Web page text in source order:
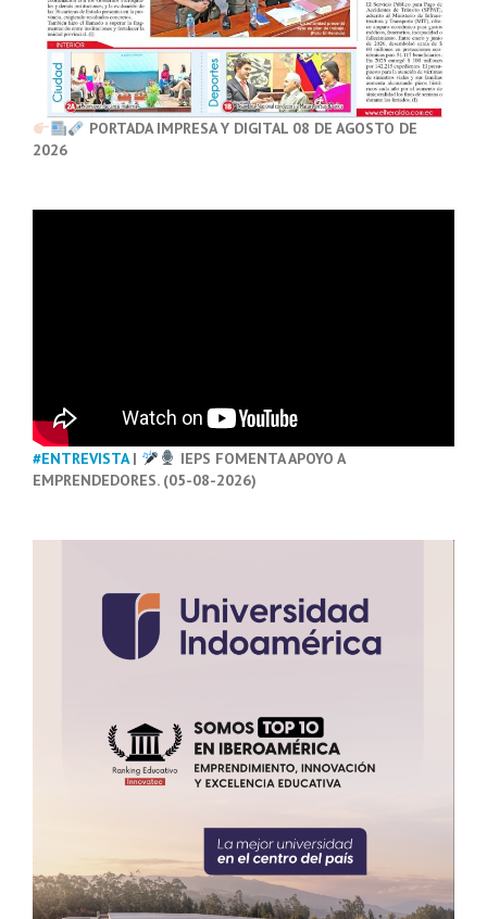
PORTADA IMPRESA Y DIGITAL 08 DE AGOSTO DE
2026
#ENTREVISTA|
IEPS FOMENTA APOYO A
EMPRENDEDORES. (05-08-2026)